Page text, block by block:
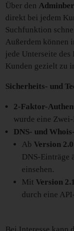
Über den
direkt bei jedem
Suchfunktion
Außerdem können
jede Unterseite
Kunden gezielt zu
Sicherheits- und
2-Faktor-
wurde eine
DNS- und
AbVersion 2.0
DNS-Einträge
einsehen.
MitVersion 2.1
durch eine